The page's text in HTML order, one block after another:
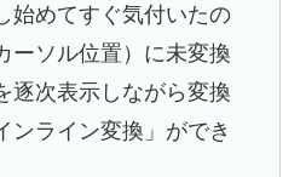
始めてすぐ気付いたの
ーソル位置）に未変換
逐次表示しながら変換
ンライン変換」ができ